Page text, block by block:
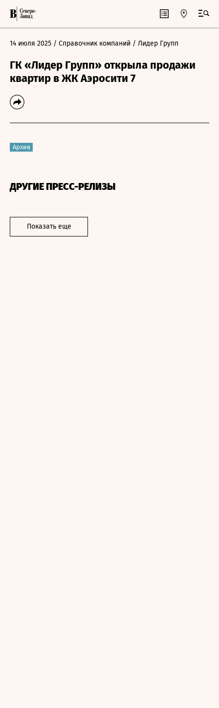
14 июля 2025 / Справочник компаний / Лидер Групп
ГК «Лидер Групп» открыла продажи
квартир в ЖК Аэросити 7
Архив
ДРУГИЕ ПРЕСС-РЕЛИЗЫ
Показать еще